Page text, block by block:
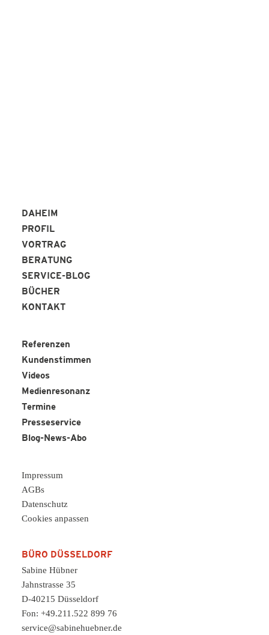
DAHEIM
PROFIL
VORTRAG
BERATUNG
SERVICE-BLOG
BÜCHER
KONTAKT
Referenzen
Kundenstimmen
Videos
Medienresonanz
Termine
Presseservice
Blog-News-Abo
Impressum
AGBs
Datenschutz
Cookies anpassen
BÜRO DÜSSELDORF
Sabine Hübner
Jahnstrasse 35
D-40215 Düsseldorf
Fon: +49.211.522 899 76
service@sabinehuebner.de